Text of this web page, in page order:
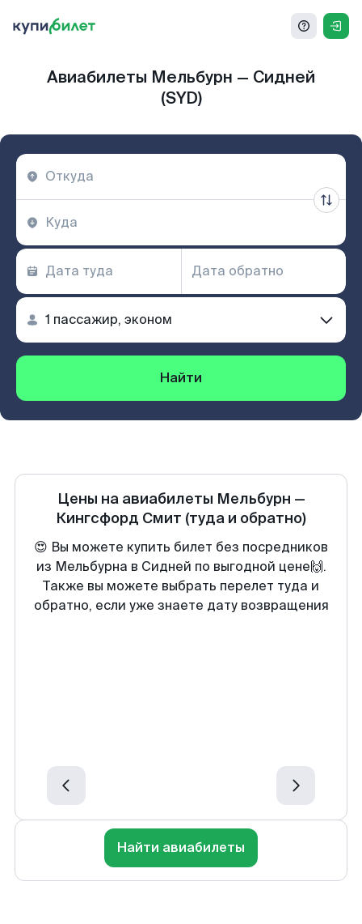
Авиабилеты Мельбурн — Сидней
(SYD)
Найти
Цены на авиабилеты Мельбурн —
Кингсфорд Смит (туда и обратно)
😍 Вы можете купить билет без посредников
из Мельбурна в Сидней по выгодной цене🙌.
Также вы можете выбрать перелет туда и
обратно, если уже знаете дату возвращения
Найти авиабилеты